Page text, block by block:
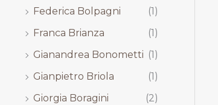
Federica Bolpagni
(1)
Franca Brianza
(1)
Gianandrea Bonometti (1)
Gianpietro Briola
(1)
Giorgia Boragini
(2)